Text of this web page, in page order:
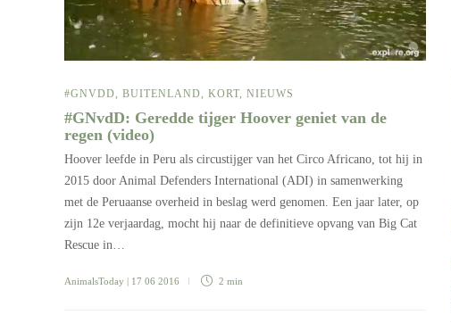
#GNVDD, BUITENLAND, KORT, NIEUWS
#GNvdD: Geredde tijger Hoover geniet van de
regen (video)
Hoover leefde in Peru als circustijger van het Circo Africano, tot hij in
2015 door Animal Defenders International (ADI) in samenwerking
met de Peruaanse overheid in beslag werd genomen. Een jaar later, op
zijn 12e verjaardag, mocht hij naar de definitieve opvang van Big Cat
Rescue in…
AnimalsToday | 17 06 2016 2 min